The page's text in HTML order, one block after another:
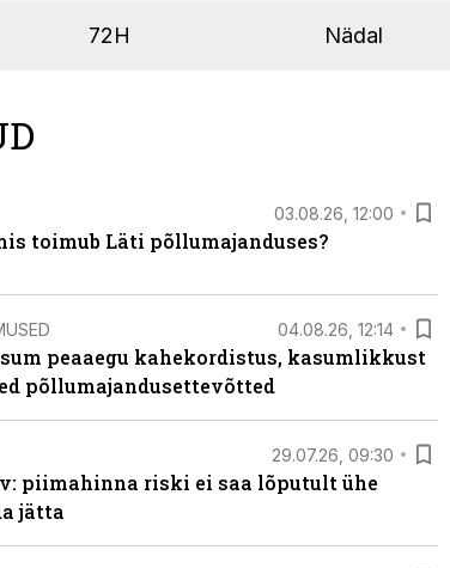
72H Nädal
03.08.26, 12:00
toimub Läti põllumajanduses?
04.08.26, 12:14
peaaegu kahekordistus, kasumlikkust
põllumajandusettevõtted
29.07.26, 09:30
piimahinna riski ei saa lõputult ühe
jätta